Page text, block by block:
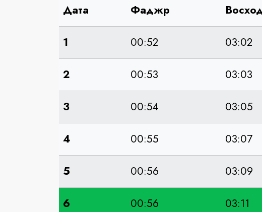
Дата Фаджр
1 00:52 03:02
2 00:53 03:03
3 00:54 03:05
4 00:55 03:07
5 00:56 03:09
6 00:56 03:11